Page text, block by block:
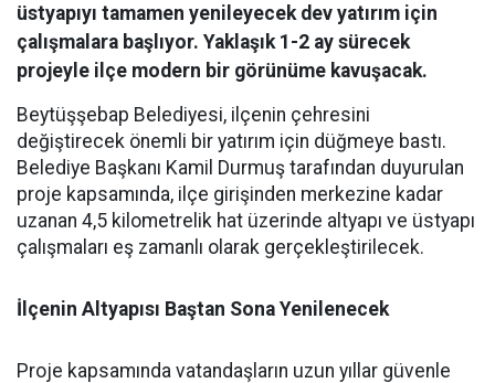
üstyapıyı tamamen yenileyecek dev yatırım için
çalışmalara başlıyor. Yaklaşık 1-2 ay sürecek
projeyle ilçe modern bir görünüme kavuşacak.
Beytüşşebap Belediyesi, ilçenin çehresini
değiştirecek önemli bir yatırım için düğmeye bastı.
Belediye Başkanı Kamil Durmuş tarafından duyurulan
proje kapsamında, ilçe girişinden merkezine kadar
uzanan 4,5 kilometrelik hat üzerinde altyapı ve üstyapı
çalışmaları eş zamanlı olarak gerçekleştirilecek.
İlçenin Altyapısı Baştan Sona Yenilenecek
Proje kapsamında vatandaşların uzun yıllar güvenle